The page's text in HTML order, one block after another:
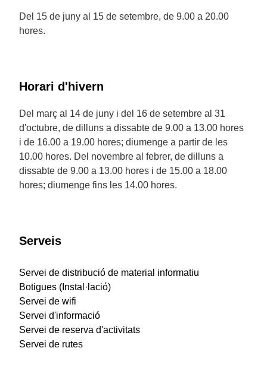
Del 15 de juny al 15 de setembre, de 9.00 a 20.00
hores.
Horari d'hivern
Del març al 14 de juny i del 16 de setembre al 31
d'octubre, de dilluns a dissabte de 9.00 a 13.00 hores
i de 16.00 a 19.00 hores; diumenge a partir de les
10.00 hores. Del novembre al febrer, de dilluns a
dissabte de 9.00 a 13.00 hores i de 15.00 a 18.00
hores; diumenge fins les 14.00 hores.
Serveis
Servei de distribució de material informatiu
Botigues (Instal·lació)
Servei de wifi
Servei d'informació
Servei de reserva d'activitats
Servei de rutes